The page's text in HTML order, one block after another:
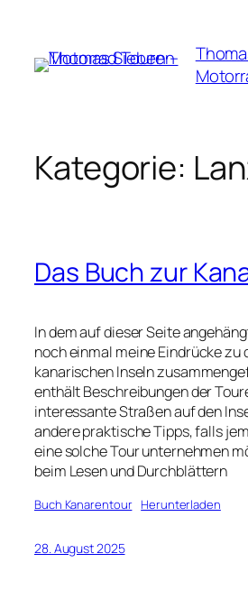
springen
Kategorie:
Das Buch zur
In dem auf dieser Seite
noch einmal meine Eindrücke zu
kanarischen Inseln
enthält Beschreibungen der
interessante Straßen auf den
andere praktische Tipps, falls
eine solche Tour unternehmen
beim Lesen und Durchblättern
Buch Kanarentour Herunterladen
28. August 2025